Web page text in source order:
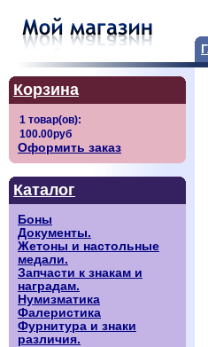
Корзина
Оформить заказ
Каталог
Боны
Документы.
Жетоны и настольные
медали.
Запчасти к знакам и
наградам.
Нумизматика
Фалеристика
Фурнитура и знаки
различия.